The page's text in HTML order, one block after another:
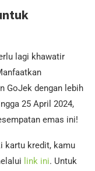
lagi khawatir
GoJek dengan lebih
25 April 2024,
emas ini!
kartu kredit, kamu
link ini. Untuk